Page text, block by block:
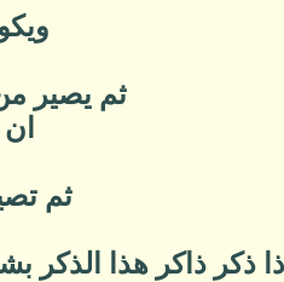
ثم يصير
ثم
ذكر ذاكر هذا